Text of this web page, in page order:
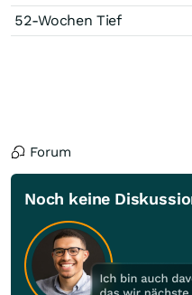
52-Wochen Tief
Forum
Noch keine